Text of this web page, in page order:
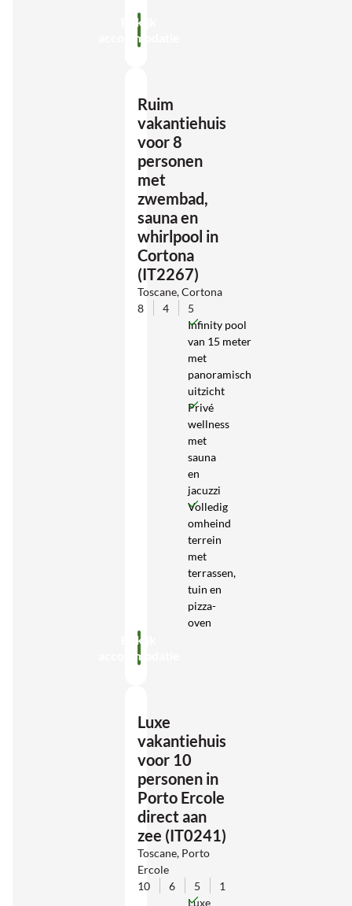
Bekijk
accommodatie
Ruim
vakantiehuis
voor 8
personen
met
zwembad,
sauna en
whirlpool in
Cortona
(IT2267)
Toscane, Cortona
8
4
5
Infinity pool
van 15 meter
met
panoramisch
uitzicht
Privé
wellness
met
sauna
en
jacuzzi
Volledig
omheind
terrein
met
terrassen,
tuin en
pizza-
oven
Bekijk
accommodatie
Luxe
vakantiehuis
voor 10
personen in
Porto Ercole
direct aan
zee (IT0241)
Toscane, Porto
Ercole
10
6 5
1
Luxe